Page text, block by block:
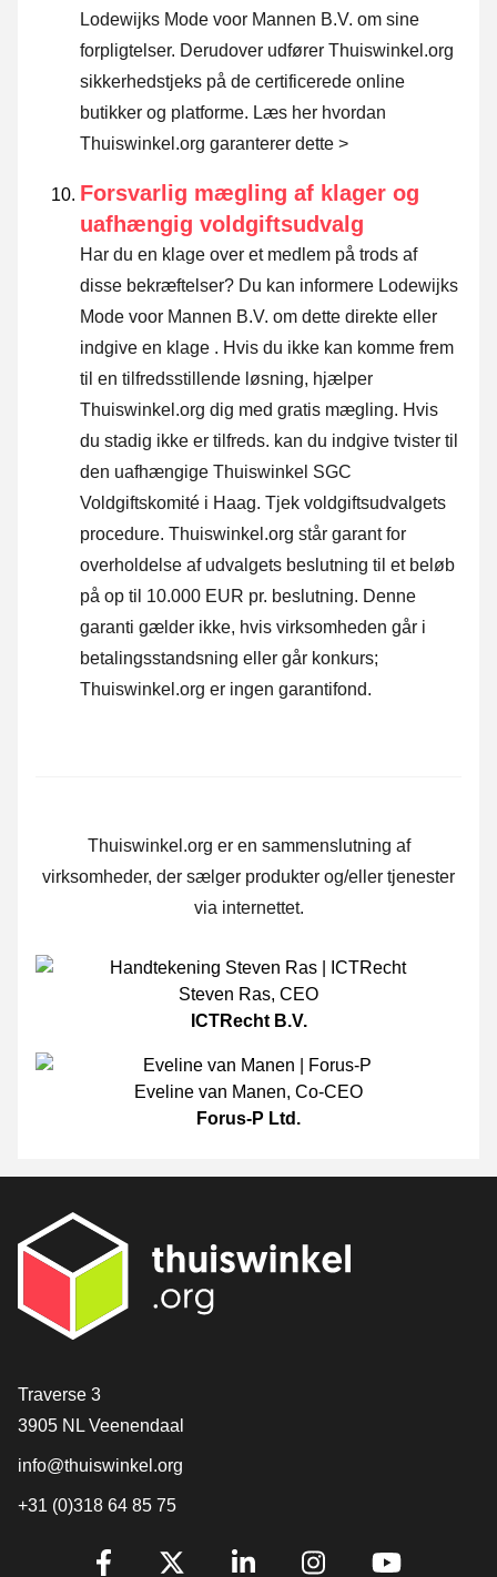
Lodewijks Mode voor Mannen B.V. om sine
forpligtelser. Derudover udfører Thuiswinkel.org
sikkerhedstjeks på de certificerede online
butikker og platforme. Læs her hvordan
Thuiswinkel.org garanterer dette >
Forsvarlig mægling af klager og
uafhængig voldgiftsudvalg
Har du en klage over et medlem på trods af
disse bekræftelser? Du kan informere Lodewijks
Mode voor Mannen B.V. om dette direkte eller
indgive en klage . Hvis du ikke kan komme frem
til en tilfredsstillende løsning, hjælper
Thuiswinkel.org dig med gratis mægling. Hvis
du stadig ikke er tilfreds. kan du indgive tvister til
den uafhængige Thuiswinkel SGC
Voldgiftskomité i Haag. Tjek voldgiftsudvalgets
procedure. Thuiswinkel.org står garant for
overholdelse af udvalgets beslutning til et beløb
på op til 10.000 EUR pr. beslutning. Denne
garanti gælder ikke, hvis virksomheden går i
betalingsstandsning eller går konkurs;
Thuiswinkel.org er ingen garantifond.
Thuiswinkel.org er en sammenslutning af
virksomheder, der sælger produkter og/eller tjenester
via internettet.
Steven Ras, CEO
ICTRecht B.V.
Eveline van Manen, Co-CEO
Forus-P Ltd.
[_General:Contact]
Traverse 3
3905 NL Veenendaal
info@thuiswinkel.org
+31 (0)318 64 85 75
[_General:SocialMediaTitle]